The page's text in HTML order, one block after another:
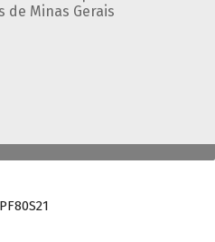
de Minas Gerais